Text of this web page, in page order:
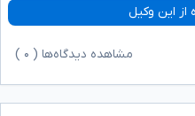
از این وکیل
مشاهده دیدگاه‌ها ( ۰